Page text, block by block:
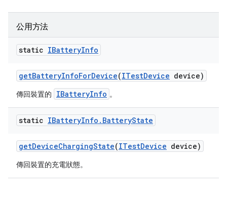
公用方法
static IBatteryInfo
getBatteryInfoForDevice(ITestDevice device)
傳回裝置的 IBatteryInfo 。
static IBatteryInfo . BatteryState
getDeviceChargingState(ITestDevice device)
傳回裝置的充電狀態。